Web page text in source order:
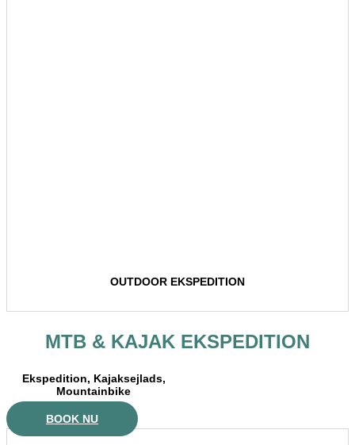
OUTDOOR EKSPEDITION
MTB & KAJAK EKSPEDITION
Ekspedition, Kajaksejlads,
Mountainbike
BOOK NU